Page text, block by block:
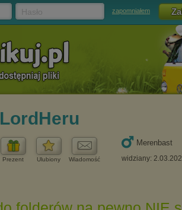
zapomniałem
LordHeru
Prezent Ulubiony Wiadomość
Merenbast
widziany: